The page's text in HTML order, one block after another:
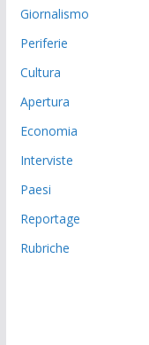
Giornalismo
Periferie
Cultura
Apertura
Economia
Interviste
Paesi
Reportage
Rubriche